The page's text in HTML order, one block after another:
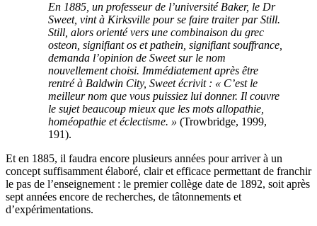
En 1885, un professeur de l’université Baker, le Dr
Sweet, vint à Kirksville pour se faire traiter par Still.
Still, alors orienté vers une combinaison du grec
osteon, signifiant os et pathein, signifiant souffrance,
demanda l’opinion de Sweet sur le nom
nouvellement choisi. Immédiatement après être
rentré à Baldwin City, Sweet écrivit : « C’est le
meilleur nom que vous puissiez lui donner. Il couvre
le sujet beaucoup mieux que les mots allopathie,
homéopathie et éclectisme. » (Trowbridge, 1999,
191).
Et en 1885, il faudra encore plusieurs années pour arriver à un
concept suffisamment élaboré, clair et efficace permettant de franchir
le pas de l’enseignement : le premier collège date de 1892, soit après
sept années encore de recherches, de tâtonnements et
d’expérimentations.